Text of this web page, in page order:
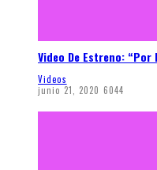
Video De Estreno: “Por
Videos
junio 21, 2020 6044